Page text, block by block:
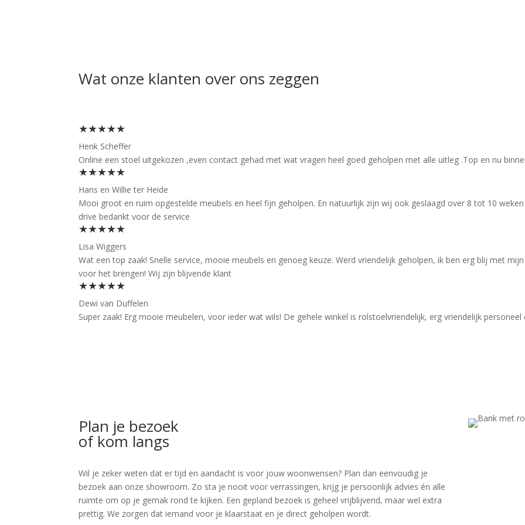
Wat onze klanten over ons zeggen
★★★★★
Henk Scheffer
Online een stoel uitgekozen ,even contact gehad met wat vragen heel goed geholpen met alle uitleg .Top en nu
★★★★★
Hans en Willie ter Heide
Mooi groot en ruim opgestelde meubels en heel fijn geholpen. En natuurlijk zijn wij ook geslaagd over 8 tot 10
drive bedankt voor de service
★★★★★
Lisa Wiggers
Wat een top zaak! Snelle service, mooie meubels en genoeg keuze. Werd vriendelijk geholpen, ik ben erg blij met
voor het brengen! Wij zijn blijvende klant
★★★★★
Dewi van Duffelen
Super zaak! Erg mooie meubelen, voor ieder wat wils! De gehele winkel is rolstoelvriendelijk, erg vriendelijk personeel
Plan je bezoek
of kom langs
Wil je zeker weten dat er tijd en aandacht is voor jouw woonwensen? Plan dan eenvoudig je
bezoek aan onze showroom. Zo sta je nooit voor verrassingen, krijg je persoonlijk advies én alle
ruimte om op je gemak rond te kijken. Een gepland bezoek is geheel vrijblijvend, maar wel extra
prettig. We zorgen dat iemand voor je klaarstaat en je direct geholpen wordt.